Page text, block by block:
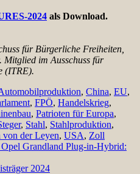
2024 als Download.
für Bürgerliche Freiheiten,
Mitglied im Ausschuss für
(ITRE).
, China, EU,
, FPÖ, Handelskrieg,
, Patrioten für Europa,
, Stahl, Stahlproduktion,
von der Leyen, USA, Zoll
Grandland Plug-in-Hybrid:
2024